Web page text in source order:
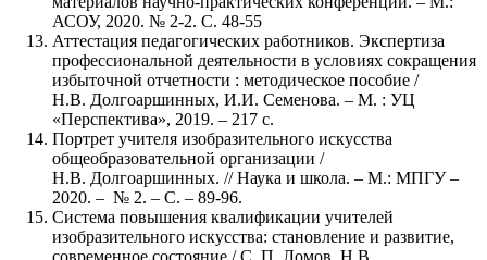
АСОУ, 2020. № 2-2. С. 48-55
Аттестация педагогических работников. Экспертиза
профессиональной деятельности в условиях сокращения
избыточной отчетности : методическое пособие /
Н.В. Долгоаршинных, И.И. Семенова. – М. : УЦ
«Перспектива», 2019. – 217 с.
Портрет учителя изобразительного искусства
общеобразовательной организации /
Н.В. Долгоаршинных. // Наука и школа. – М.: МПГУ –
2020. – № 2. – С. – 89-96.
Система повышения квалификации учителей
изобразительного искусства: становление и развитие,
современное состояние / С. П. Ломов, Н.В.